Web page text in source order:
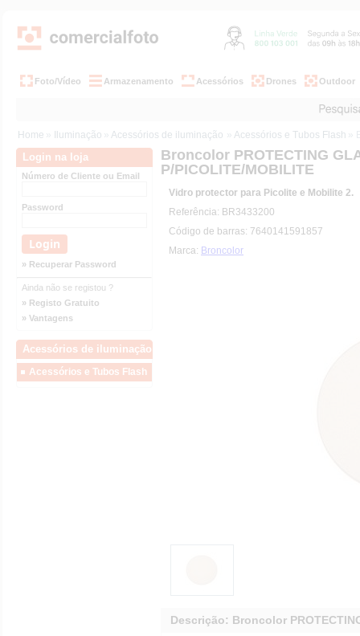
Foto/Vídeo Armazenamento Acessórios Drones Outdoor
Home » Iluminação » Acessórios de iluminação » Acessórios e Tubos Flash »
Login na loja
Número de Cliente ou Email
Password
» Recuperar Password
Ainda não se registou ?
» Registo Gratuito
» Vantagens
Acessórios de iluminação
Acessórios e Tubos Flash
Broncolor PROTECTING
P/PICOLITE/MOBILITE
Vidro protector para Picolite e Mobilite 2.
Referência: BR3433200
Código de barras: 7640141591857
Marca: Broncolor
Descrição: Broncolor